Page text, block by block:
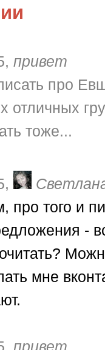
привет
про
отличных
тоже...
про того и
-
мне
привет